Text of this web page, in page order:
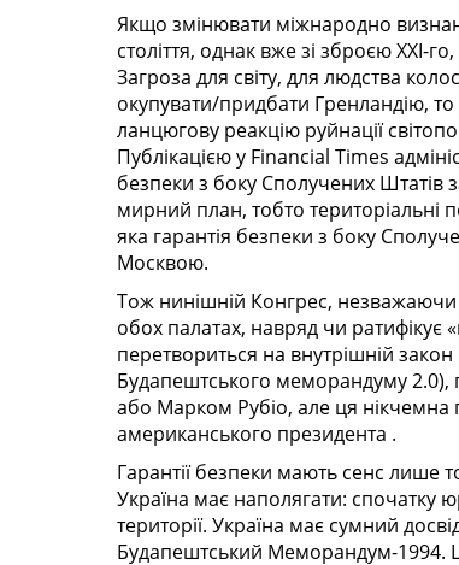
Якщо змінювати міжнародно
століття, однак вже зі зброєю XXI-
Загроза для світу, для людства
окупувати/придбати Гренландію,
ланцюгову реакцію руйнації
Публікацією у Financial Times
безпеки з боку Сполучених Штатів
мирний план, тобто територіальні
яка гарантія безпеки з боку
Москвою.
Тож нинішній Конгрес,
обох палатах, навряд чи ратифікує
перетвориться на внутрішній
Будапештського меморандуму
або Марком Рубіо, але ця нікчемна
американського президента .
Гарантії безпеки мають сенс лише
Україна має наполягати: спочатку
території. Україна має сумний
Будапештський Меморандум-1994.